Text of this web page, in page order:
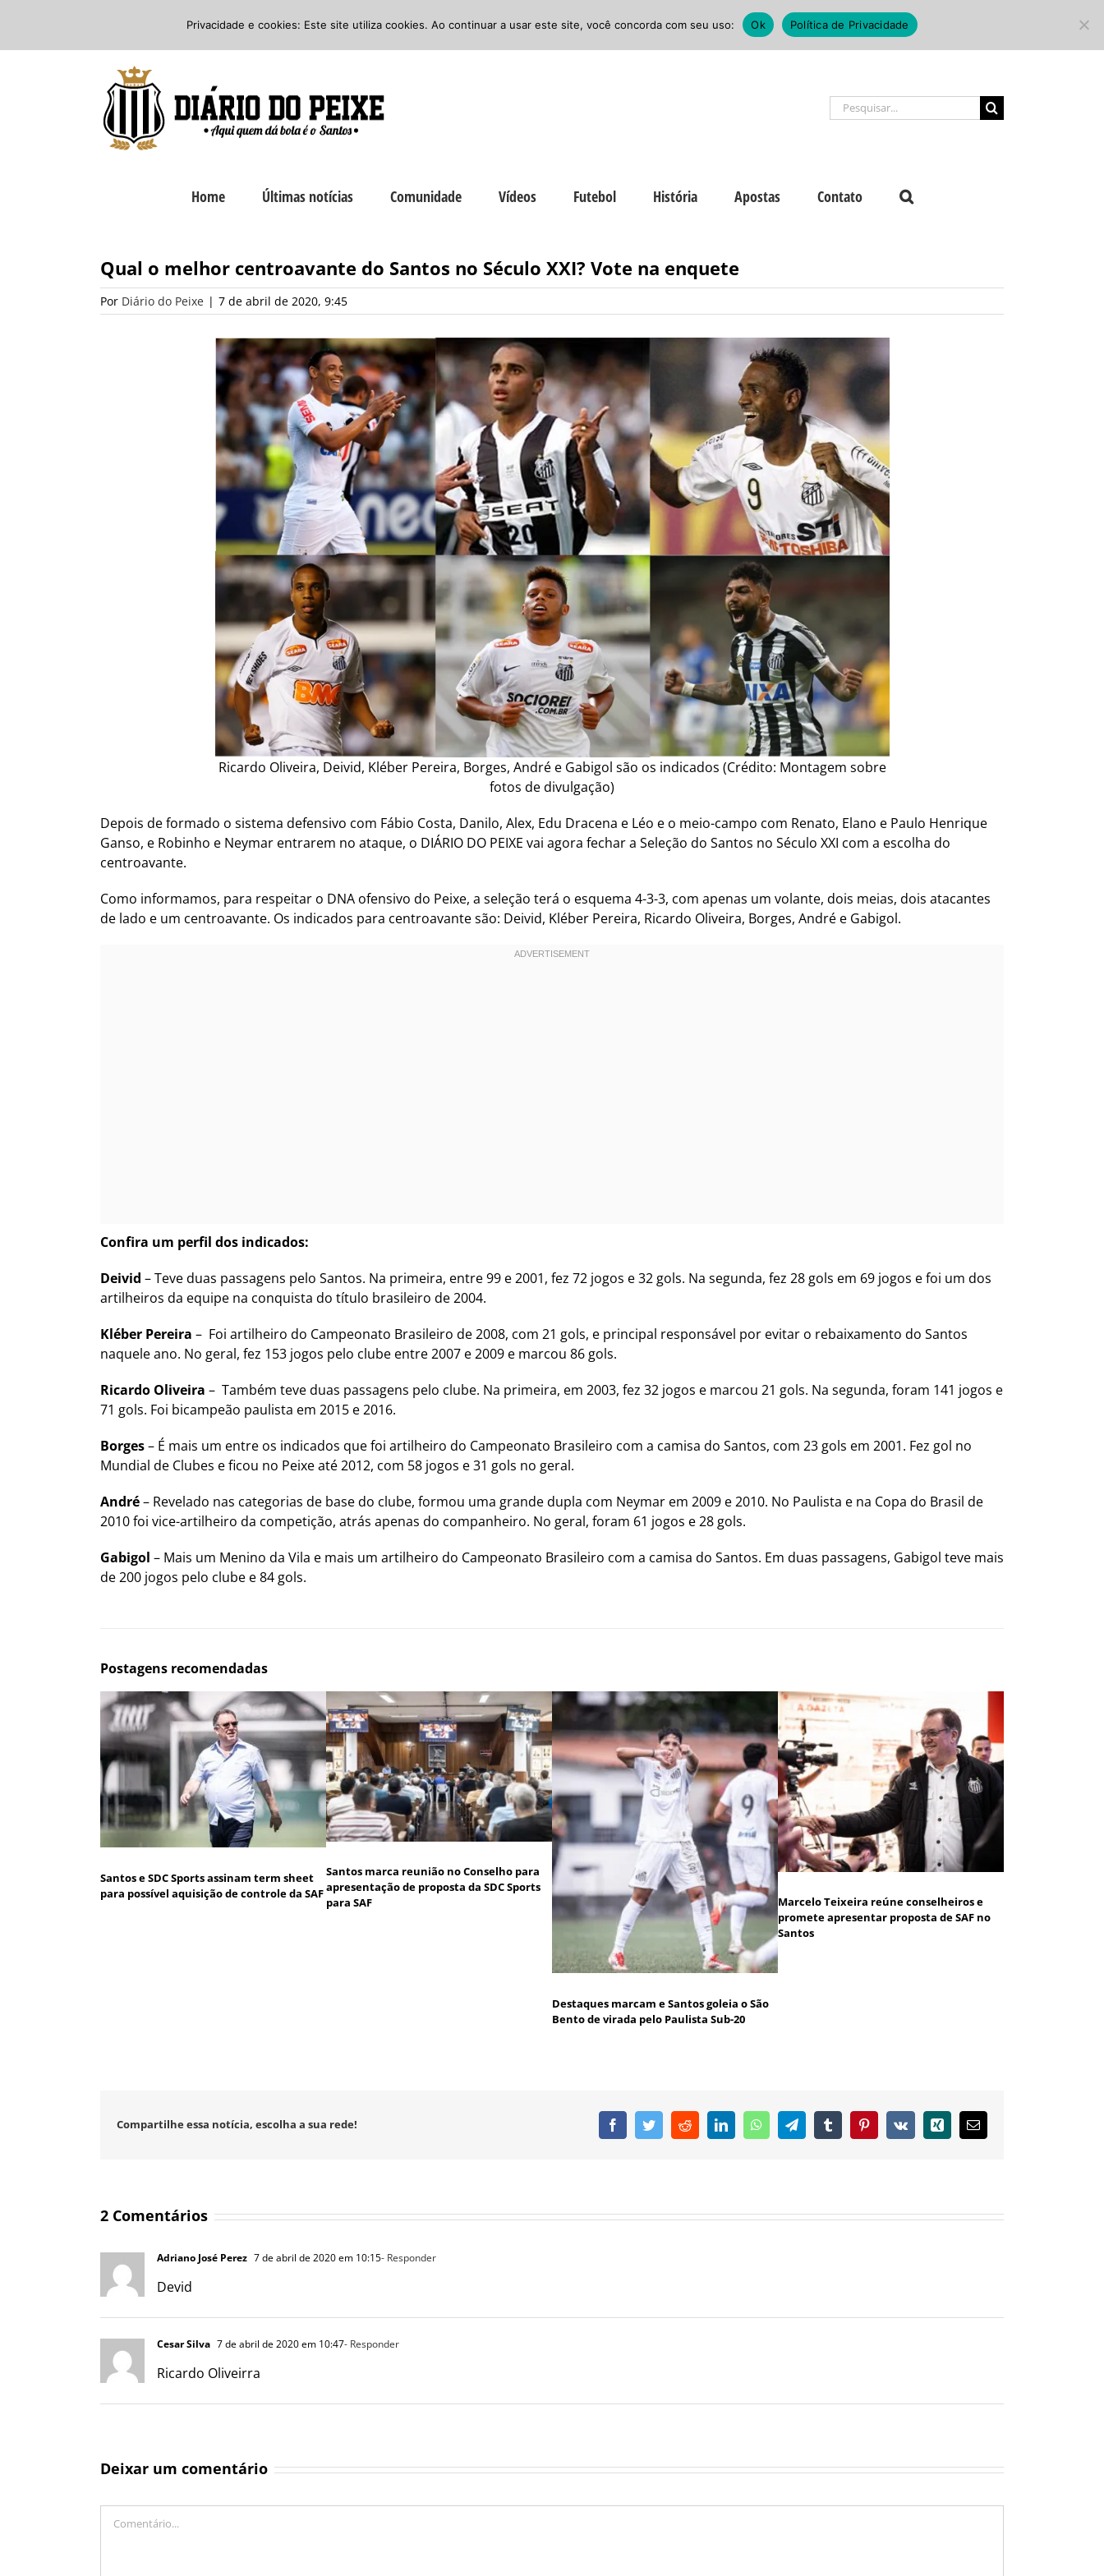
o
Facebook
Instagram
Buscar
resultados
Home Últimas notícias Comunidade Vídeos Futebol História Apostas Contato
Qual o melhor centroavante do Santos no Século XXI? Vote na enquete
Por Diário do Peixe | 7 de abril de 2020, 9:45
Ricardo Oliveira, Deivid, Kléber Pereira, Borges, André e Gabigol são os indicados (Crédito: Montagem sobre
fotos de divulgação)
Depois de formado o sistema defensivo com Fábio Costa, Danilo, Alex, Edu Dracena e Léo e o meio-campo com Renato, Elano e Paulo Henrique
Ganso, e Robinho e Neymar entrarem no ataque, o DIÁRIO DO PEIXE vai agora fechar a Seleção do Santos no Século XXI com a escolha do
centroavante.
Como informamos, para respeitar o DNA ofensivo do Peixe, a seleção terá o esquema 4-3-3, com apenas um volante, dois meias, dois atacantes
de lado e um centroavante. Os indicados para centroavante são: Deivid, Kléber Pereira, Ricardo Oliveira, Borges, André e Gabigol.
Confira um perfil dos indicados:
Deivid – Teve duas passagens pelo Santos. Na primeira, entre 99 e 2001, fez 72 jogos e 32 gols. Na segunda, fez 28 gols em 69 jogos e foi um dos
artilheiros da equipe na conquista do título brasileiro de 2004.
Kléber Pereira – Foi artilheiro do Campeonato Brasileiro de 2008, com 21 gols, e principal responsável por evitar o rebaixamento do Santos
naquele ano. No geral, fez 153 jogos pelo clube entre 2007 e 2009 e marcou 86 gols.
Ricardo Oliveira – Também teve duas passagens pelo clube. Na primeira, em 2003, fez 32 jogos e marcou 21 gols. Na segunda, foram 141 jogos e
71 gols. Foi bicampeão paulista em 2015 e 2016.
Borges– É mais um entre os indicados que foi artilheiro do Campeonato Brasileiro com a camisa do Santos, com 23 gols em 2001. Fez gol no
Mundial de Clubes e ficou no Peixe até 2012, com 58 jogos e 31 gols no geral.
André– Revelado nas categorias de base do clube, formou uma grande dupla com Neymar em 2009 e 2010. No Paulista e na Copa do Brasil de
2010 foi vice-artilheiro da competição, atrás apenas do companheiro. No geral, foram 61 jogos e 28 gols.
Gabigol – Mais um Menino da Vila e mais um artilheiro do Campeonato Brasileiro com a camisa do Santos. Em duas passagens, Gabigol teve mais
de 200 jogos pelo clube e 84 gols.
Postagens recomendadas
Santos e SDC Sports assinam term sheet
para possível aquisição de controle da SAF
Santos marca reunião no Conselho para
apresentação de proposta da SDC Sports
para SAF
Destaques marcam e Santos goleia o São
Bento de virada pelo Paulista Sub-20
Marcelo Teixeira reúne conselheiros e
promete apresentar proposta de SAF no
Santos
Compartilhe essa notícia, escolha a sua rede! FacebookTwitterRedditLinkedInWhatsAppTelegramTumblr PinterestVk Xing
E-
mail
2 Comentários
Adriano José Perez 7 de abril de 2020 em 10:15- Responder
Devid
Cesar Silva 7 de abril de 2020 em 10:47- Responder
Ricardo Oliveirra
Deixar um comentário
Privacidade e cookies: Este site utiliza cookies. Ao continuar a usar este site, você concorda com seu uso: Ok Política de Privacidade